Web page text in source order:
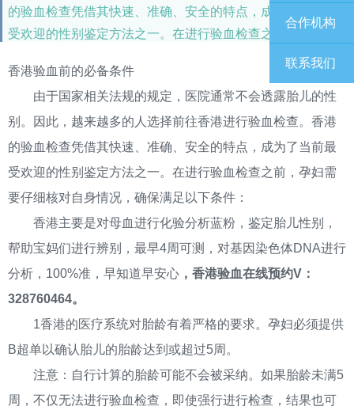
合作机构
联系我们
的验血检查凭借其快速、准确、安全的特点，成为了当前最
受欢迎的性别鉴定方法之一。在进行验血检查之前，孕妇需
香港验血前的必备条件
由于国家相关法规的规定，医院通常不会透露胎儿的性
别。因此，越来越多的人选择前往香港进行验血检查。香港
的验血检查凭借其快速、准确、安全的特点，成为了当前最
受欢迎的性别鉴定方法之一。在进行验血检查之前，孕妇需
要仔细核对自身情况，确保满足以下条件：
香港主要是对母血进行化验分析蓝粉，鉴定胎儿性别，
帮助宝妈们进行辨别，最早4周可测，对基因染色体DNA进行
分析，100%准，早知道早安心 ，香港验血在线预约V：
328760464。
1香港的医疗系统对胎龄有着严格的要求。孕妇必须提供
B超单以确认胎儿的胎龄达到或超过5周。
注意：自行计算的胎龄可能不会被采纳。如果胎龄未满5
周，不仅无法进行验血检查，即使强行进行检查，结果也可